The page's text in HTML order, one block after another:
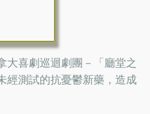
大喜劇巡迴劇團－「廳堂之
經測試的抗憂鬱新藥，造成